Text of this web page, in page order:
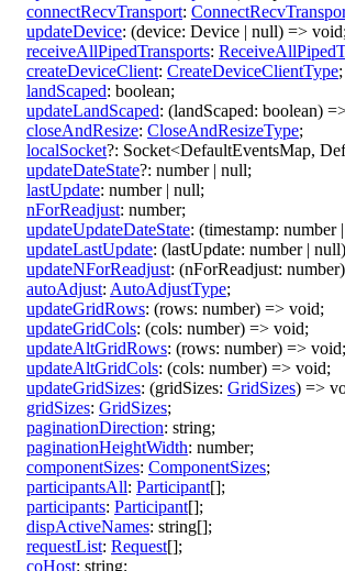
connectRecvTransport:
updateDevice: (device: Device | null) => void;
receiveAllPipedTransports:
createDeviceClient: CreateDeviceClientType;
landScaped: boolean;
updateLandScaped: (landScaped: boolean)
closeAndResize: CloseAndResizeType;
localSocket?: Socket<DefaultEventsMap,
updateDateState?: number | null;
lastUpdate: number | null;
nForReadjust: number;
updateUpdateDateState: (timestamp: number |
updateLastUpdate: (lastUpdate: number | null)
updateNForReadjust: (nForReadjust: number)
autoAdjust: AutoAdjustType;
updateGridRows: (rows: number) => void;
updateGridCols: (cols: number) => void;
updateAltGridRows: (rows: number) => void;
updateAltGridCols: (cols: number) => void;
updateGridSizes: (gridSizes: GridSizes) =>
gridSizes: GridSizes;
paginationDirection: string;
paginationHeightWidth: number;
componentSizes: ComponentSizes;
participantsAll: Participant[];
participants: Participant[];
dispActiveNames: string[];
requestList: Request[];
coHost: string;